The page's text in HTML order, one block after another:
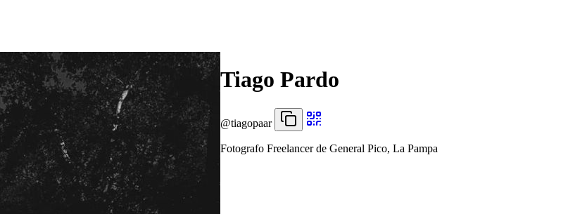
Tiago Pardo
@tiagopaar
Fotografo Freelancer de General Pico, La Pampa